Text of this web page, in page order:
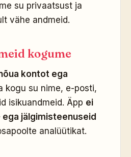
su privaatsust ja
vähe andmeid.
kogume
kontot ega
kogu su nime, e-posti,
isikuandmeid. Äpp ei
jälgimisteenuseid
analüütikat.